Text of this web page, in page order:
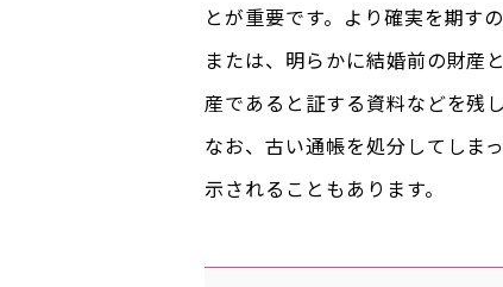
とが重要です。より確実を期す
または、明らかに結婚前の財産
産であると証する資料などを残
なお、古い通帳を処分してしま
示されることもあります。